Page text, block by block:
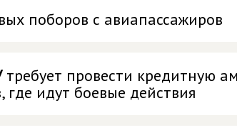
поборов с авиапассажиров
требует провести кредитную
идут боевые действия